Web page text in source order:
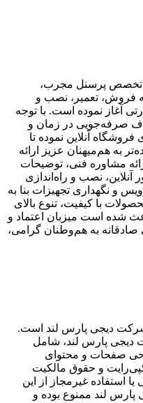
و تخصص پرسنل مجرب،
از سال ۱۳۸۶ در زمینه فروش، تعمیر، نصب و
آغاز نموده است. با توجه
صرفه‌جویی در زمان و
فروشگاه آنلاین نموده تا
به هم‌میهنان عزیز ارائه
مشاوره فنی، توضیحات
نصب و راه‌اندازی
و نگهداری تجهیزات بنا به
با کیفیت، تنوع بالای
شده است میزبان اعتماد و
به هم‌وطنان گرامی،
دیجی پارس لند است.
دیجی پارس لند، شامل
صفحات و محتوای
و حقوق مالکیت
استفاده غیرمجاز از این
لند ممنوع بوده و